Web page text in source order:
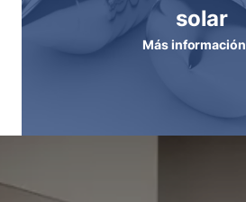
solar
Más información